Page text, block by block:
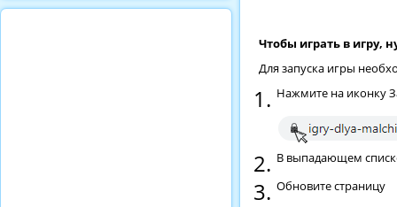
Чтобы играть в игру,
Для запуска игры
Нажмите на иконку
В выпадающем
Обновите страницу